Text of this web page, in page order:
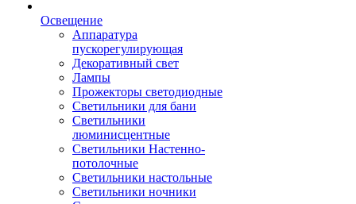
Освещение
Аппаратура
пускорегулирующая
Декоративный свет
Лампы
Прожекторы светодиодные
Светильники для бани
Светильники
люминисцентные
Светильники Настенно-
потолочные
Светильники настольные
Светильники ночники